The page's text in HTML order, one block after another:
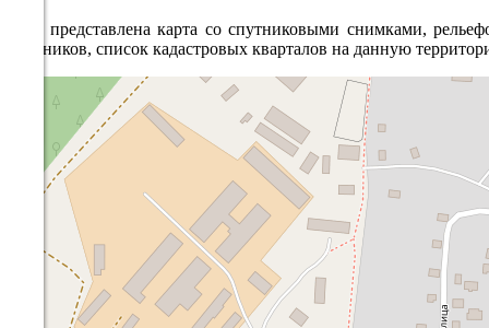
Ниже представлена карта со спутниковыми снимками,
источников, список кадастровых кварталов на данную